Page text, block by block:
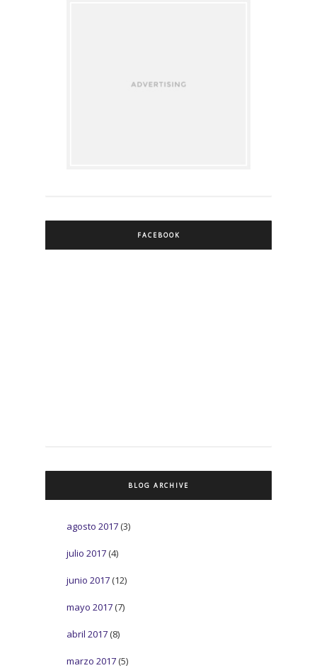
FACEBOOK
BLOG ARCHIVE
agosto 2017 (3)
julio 2017 (4)
junio 2017 (12)
mayo 2017 (7)
abril 2017 (8)
marzo 2017 (5)